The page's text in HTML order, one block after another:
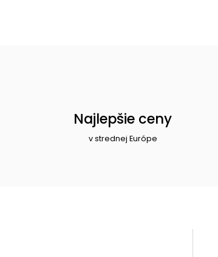
Najlepšie ceny
v strednej Európe